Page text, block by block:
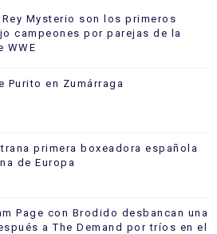
Mysterio son los primeros
campeones por parejas de la
WWE
Purito en Zumárraga
primera boxeadora española
de Europa
Page con Brodido desbancan una
a The Demand por tríos en el